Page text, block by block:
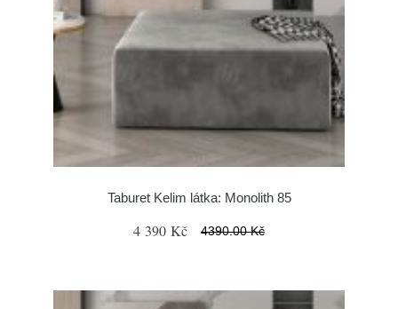
Taburet Kelim látka: Monolith 85
4 390 Kč 4390.00 Kč